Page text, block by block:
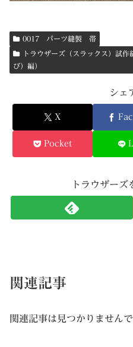
0017 パーツ縫製 帯
トラウザーズ（スラックス）試
び）編）
シェ
X
Pocket
トラウザーズ
関連記事
関連記事は見つかりませんで